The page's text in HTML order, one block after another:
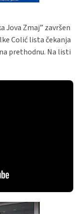
Jova Zmaj” završen
Colić lista čekanja
prethodnu. Na listi